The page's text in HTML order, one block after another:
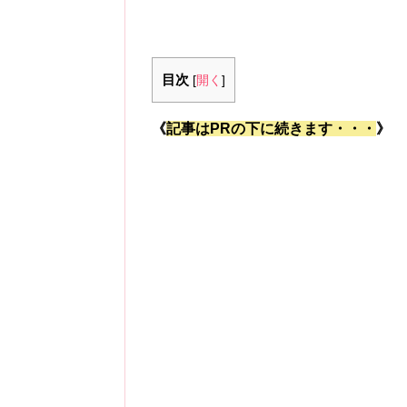
目次 [開く ]
《記事はPRの下に続きます・・・ 》